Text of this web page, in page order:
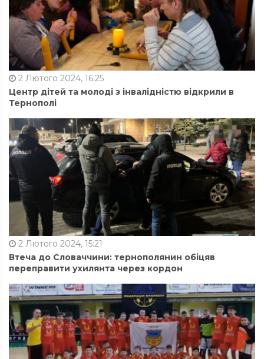
2 Лютого 2024, 16:25
Центр дітей та молоді з інвалідністю відкрили в
Тернополі
2 Лютого 2024, 15:21
Втеча до Словаччини: тернополянин обіцяв
переправити ухилянта через кордон